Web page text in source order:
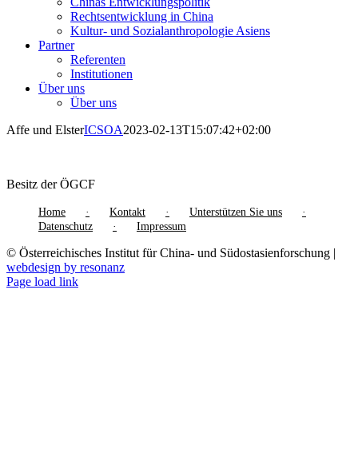
Rechtsentwicklung in China
Kultur- und Sozialanthropologie Asiens
Partner
Referenten
Institutionen
Über uns
Über uns
Affe und ElsterICSOA2023-02-13T15:07:42+02:00
Besitz der ÖGCF
Home Kontakt
Unterstützen Sie uns
Datenschutz
Impressum
© Österreichisches Institut für China- und Südostasienforschung |
webdesign by resonanz
Page load link